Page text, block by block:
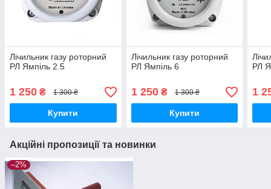
Лічильник газу роторний
РЛ Ямпіль 2.5
1 250 ₴ 1 300 ₴
Купити
Лічильник газу роторний
РЛ Ямпіль 6
1 250₴ 1 300 ₴
Купити
РЛ
1
Акційні пропозиції та новинки
–2%